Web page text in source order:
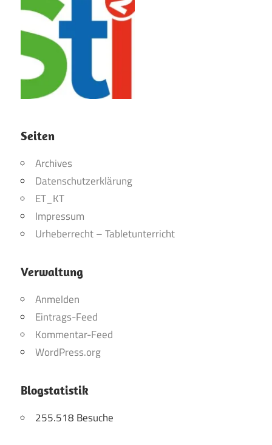
Seiten
Archives
Datenschutzerklärung
ET_KT
Impressum
Urheberrecht – Tabletunterricht
Verwaltung
Anmelden
Eintrags-Feed
Kommentar-Feed
WordPress.org
Blogstatistik
255.518 Besuche